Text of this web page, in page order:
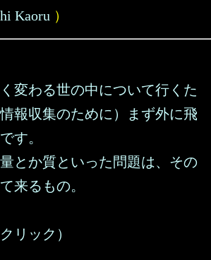
Kaoru ）
変わる世の中について行くた
報収集のために）まず外に飛
す。
量とか質といった問題は、その
来るもの。
リック）